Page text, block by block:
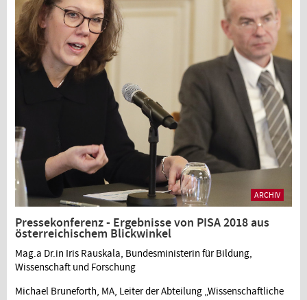
ARCHIV
Pressekonferenz - Ergebnisse von PISA 2018 aus
österreichischem Blickwinkel
Mag.a Dr.in Iris Rauskala, Bundesministerin für Bildung,
Wissenschaft und Forschung
Michael Bruneforth, MA, Leiter der Abteilung „Wissenschaftliche